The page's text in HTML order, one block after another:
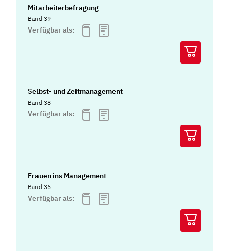
Mitarbeiterbefragung
Band 39
Verfügbar als:
Selbst- und Zeitmanagement
Band 38
Verfügbar als:
Frauen ins Management
Band 36
Verfügbar als: